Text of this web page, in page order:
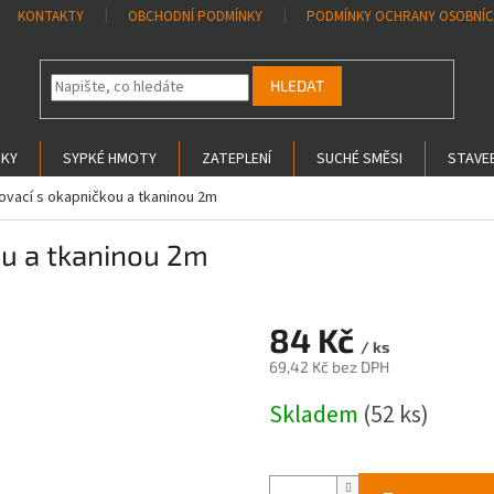
KONTAKTY OBCHODNÍ PODMÍNKY PODMÍNKY OCHRANY
HLEDAT
SYPKÉ HMOTY ZATEPLENÍ SUCHÉ SMĚSI
s okapničkou a tkaninou 2m
a tkaninou 2m
84 Kč / ks
69,42 Kč bez DPH
cena:
Skladem (52 ks)